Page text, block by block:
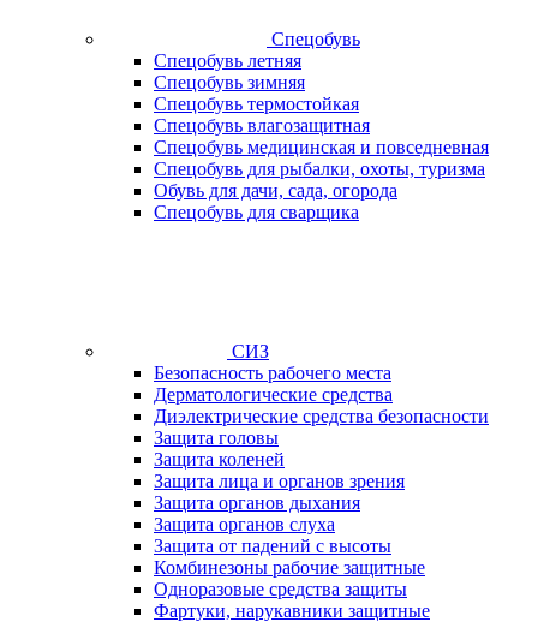
Спецобувь
Спецобувь летняя
Спецобувь зимняя
Спецобувь термостойкая
Спецобувь влагозащитная
Спецобувь медицинская и повседневная
Спецобувь для рыбалки, охоты, туризма
Обувь для дачи, сада, огорода
Спецобувь для сварщика
СИЗ
Безопасность рабочего места
Дерматологические средства
Диэлектрические средства безопасности
Защита головы
Защита коленей
Защита лица и органов зрения
Защита органов дыхания
Защита органов слуха
Защита от падений с высоты
Комбинезоны рабочие защитные
Одноразовые средства защиты
Фартуки, нарукавники защитные